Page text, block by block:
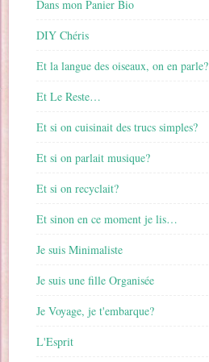
Dans mon Panier Bio
DIY Chéris
Et la langue des oiseaux, on en parle?
Et Le Reste…
Et si on cuisinait des trucs simples?
Et si on parlait musique?
Et si on recyclait?
Et sinon en ce moment je lis…
Je suis Minimaliste
Je suis une fille Organisée
Je Voyage, je t'embarque?
L'Esprit